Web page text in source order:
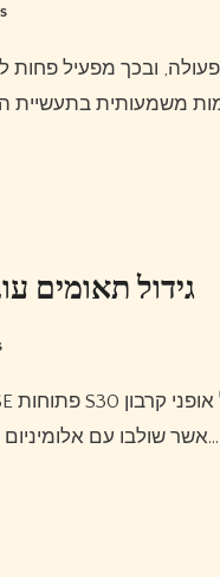
גידול תאומים
אשר שולבו עם אלומיניום וסיבי פחמן לייצור.לדוגמה, הצינור העליון של שלדת…